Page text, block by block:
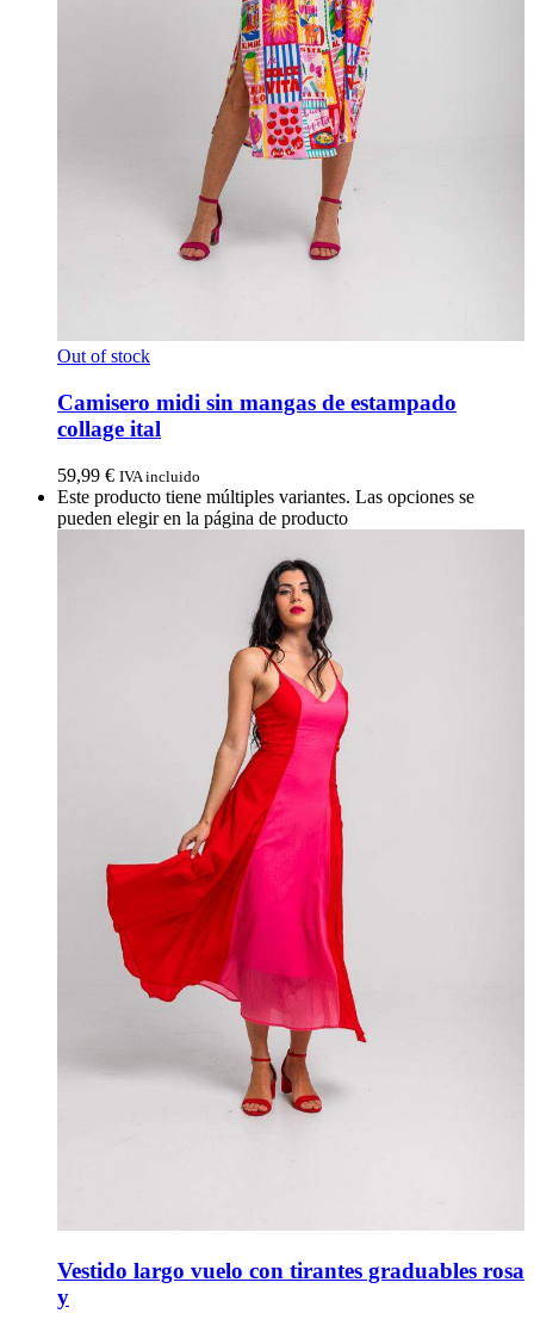
Out of stock
Camisero midi sin mangas de estampado
collage ital
59,99 € IVA incluido
Este producto tiene múltiples variantes. Las opciones se
pueden elegir en la página de producto
Vestido largo vuelo con tirantes graduables rosa
y